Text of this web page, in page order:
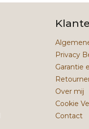
Privacy
Garantie
Over mij
Cookie
Contact